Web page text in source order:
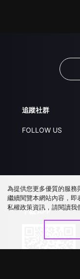
追蹤社群
FOLLOW US
下載 APP
為提供您更多優質的服
繼續閱覽本網站內容，
私權政策資訊，請閱讀我